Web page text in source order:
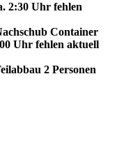
2:30 Uhr fehlen
Container
Uhr fehlen aktuell
2 Personen